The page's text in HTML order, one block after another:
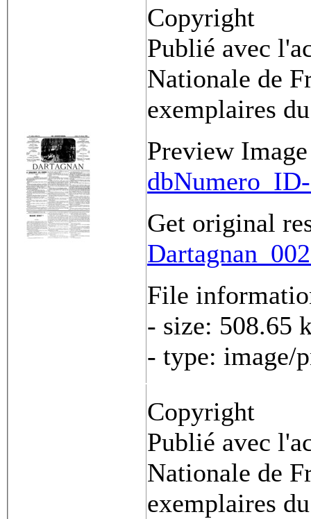
Copyright
Publié avec
Nationale de
exemplaires
Preview Image
Get original
File
- size: 508.65
- type: image/
Copyright
Publié avec
Nationale de
exemplaires